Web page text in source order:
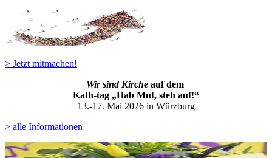
> Jetzt mitmachen!
Wir sind Kirche auf dem
Kath-tag „Hab Mut, steh auf!“
13.-17. Mai 2026 in Würzburg
> alle Informationen